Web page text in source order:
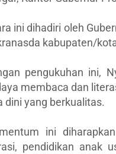
ini dihadiri oleh
kabupaten/
pengukuhan ini,
membaca dan
dini yang berkualitas.
ini
pendidikan anak